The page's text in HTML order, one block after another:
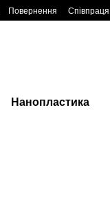
Повернення Співпраця
Нанопластика